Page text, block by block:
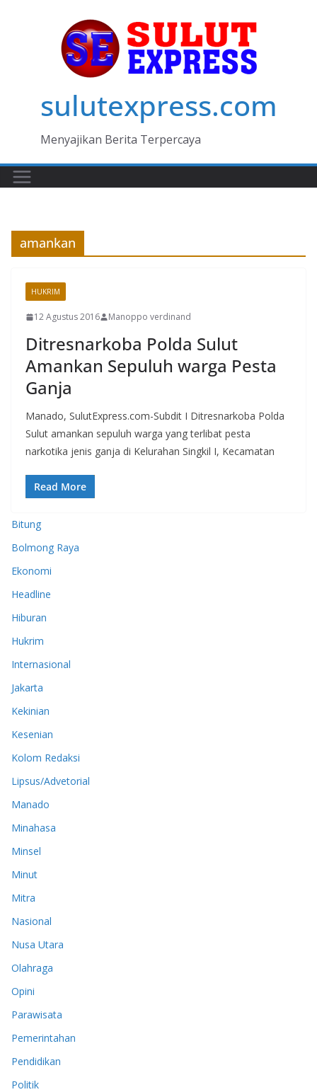
sulutexpress.com
Menyajikan Berita Terpercaya
amankan
HUKRIM
12 Agustus 2016 Manoppo verdinand
Ditresnarkoba Polda Sulut
Amankan Sepuluh warga Pesta
Ganja
Manado, SulutExpress.com-Subdit I Ditresnarkoba Polda
Sulut amankan sepuluh warga yang terlibat pesta
narkotika jenis ganja di Kelurahan Singkil I, Kecamatan
Read More
Bitung
Bolmong Raya
Ekonomi
Headline
Hiburan
Hukrim
Internasional
Jakarta
Kekinian
Kesenian
Kolom Redaksi
Lipsus/Advetorial
Manado
Minahasa
Minsel
Minut
Mitra
Nasional
Nusa Utara
Olahraga
Opini
Parawisata
Pemerintahan
Pendidikan
Politik